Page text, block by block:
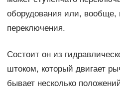
оборудования или, вообще,
переключения.
Состоит он из
штоком, который двигает
бывает несколько